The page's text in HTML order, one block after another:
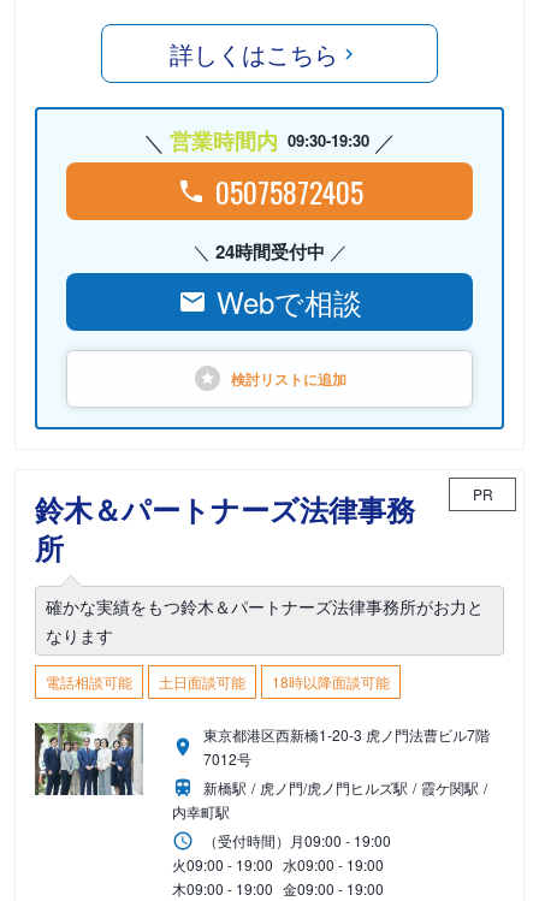
詳しくはこちら
営業時間内 09:30-19:30
05075872405
24時間受付中
Webで相談
検討リストに追加
鈴木＆パートナーズ法律事務
所
PR
確かな実績をもつ鈴木＆パートナーズ法律事務所がお力と
なります
電話相談可能 土日面談可能 18時以降面談可能
東京都港区西新橋1-20-3 虎ノ門法曹ビル7階
7012号
新橋駅
虎ノ門/虎ノ門ヒルズ駅
霞ケ関駅
内幸町駅
（受付時間） 月09:00 - 19:00
火09:00 - 19:00 水09:00 - 19:00
木09:00 - 19:00 金09:00 - 19:00